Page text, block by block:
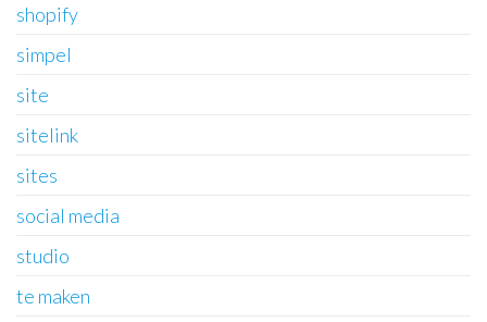
shopify
simpel
site
sitelink
sites
social media
studio
te maken